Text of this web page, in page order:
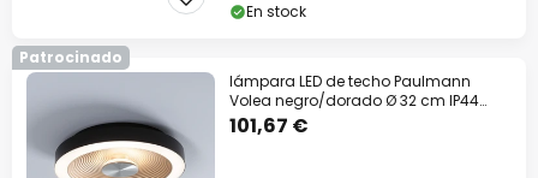
En stock
Patrocinado
lámpara LED de techo Paulmann
Volea negro/dorado Ø 32 cm IP44
atenuable
101,67 €